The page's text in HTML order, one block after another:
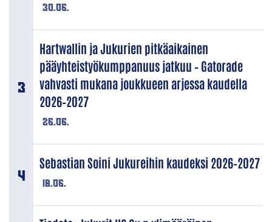
30.06.
26.06.
Hartwallin ja Jukurien pitkäaikainen
pääyhteistyökumppanuus jatkuu – Gatorade
vahvasti mukana joukkueen arjessa kaudella
2026–2027
18.06.
Sebastian Soini Jukureihin kaudeksi 2026–2027